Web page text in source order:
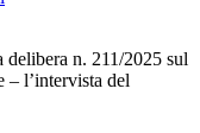
delibera n. 211/2025 sul
– l’intervista del